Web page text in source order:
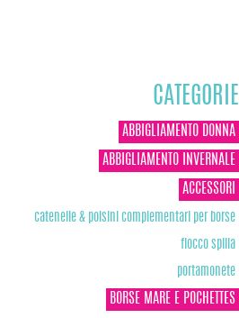
CATEGORIE
ABBIGLIAMENTO DONNA
ABBIGLIAMENTO INVERNALE
ACCESSORI
catenelle & polsini complementari per borse
fiocco spilla
portamonete
BORSE MARE E POCHETTES